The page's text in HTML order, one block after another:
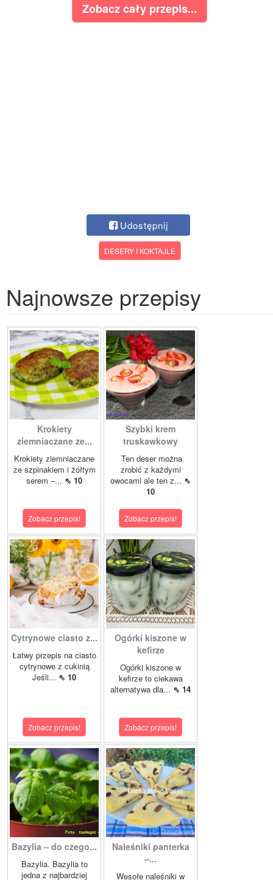
Zobacz cały przepis...
Udostępnij
DESERY I KOKTAJLE
Najnowsze przepisy
Krokiety
ziemniaczane ze...
Krokiety ziemniaczane
ze szpinakiem i żółtym
serem –... ⇖ 10
Zobacz przepis!
Szybki krem
truskawkowy
Ten deser można
zrobić z każdymi
owocami ale ten z... ⇖
10
Zobacz przepis!
Cytrynowe ciasto z...
Łatwy przepis na ciasto
cytrynowe z cukinią
Jeśli... ⇖ 10
Zobacz przepis!
Ogórki kiszone w
kefirze
Ogórki kiszone w
kefirze to ciekawa
alternatywa dla... ⇖ 14
Zobacz przepis!
Bazylia – do czego...
Bazylia. Bazylia to
jedna z najbardziej
Naleśniki panterka
–...
Wesołe naleśniki w